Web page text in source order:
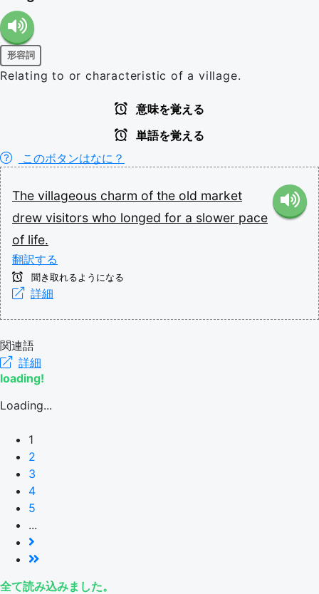
形容詞
Relating to or characteristic of a village.
意味を覚える
単語を覚える
このボタンはなに？
The villageous charm of the old market
drew visitors who longed for a slower pace
of life.
翻訳する
聞き取れるようになる
詳細
関連語
詳細
loading!
Loading...
1
2
3
4
5
...
全て読み込みました。